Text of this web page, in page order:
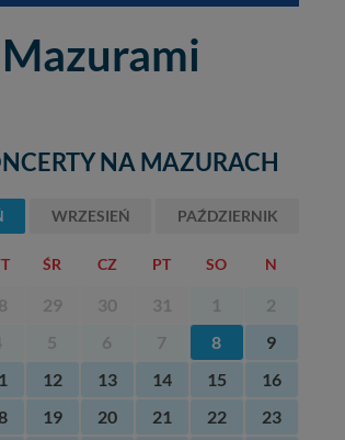
NA MAZURACH
WRZESIEŃ PAŹDZIERNIK
ŚR CZ PT SO N
29 30 31 1
2
5 6 7 8
9
12 13 14 15
16
19 20 21 22
23